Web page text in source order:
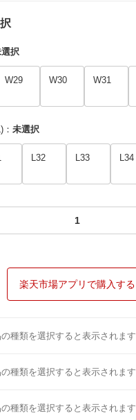
択
W29 W30 W31
： 未選択
L32 L33 L34
楽天市場アプリで購入する
種類を選択すると表示されます
種類を選択すると表示されます
種類を選択すると表示されます